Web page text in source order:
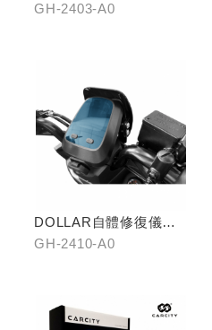
GH-2403-A0
DOLLAR自體修復儀表
犀牛皮
GH-2410-A0